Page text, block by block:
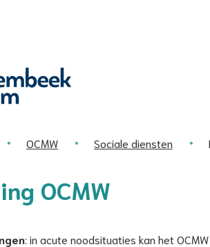
OCMW Sociale diensten
OCMW
: in acute noodsituaties kan het